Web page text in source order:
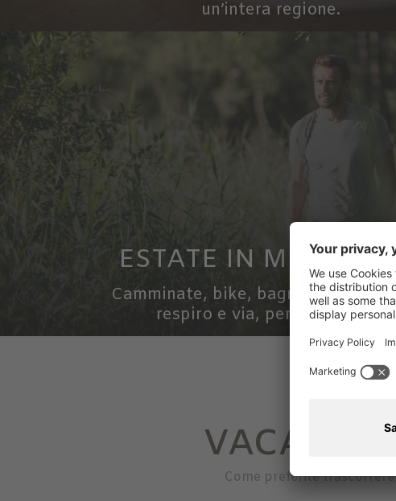
un’intera regione.
ESTATE IN
Camminate, bike, bagni Kneipp...
respiro e via, per stare bene.
VACANZE
Come preferite